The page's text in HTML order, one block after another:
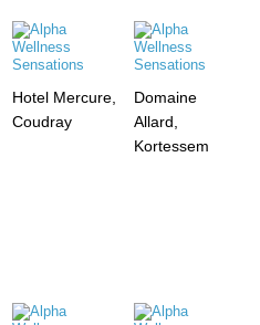
Hotel Mercure,
Coudray
Domaine
Allard,
Kortessem